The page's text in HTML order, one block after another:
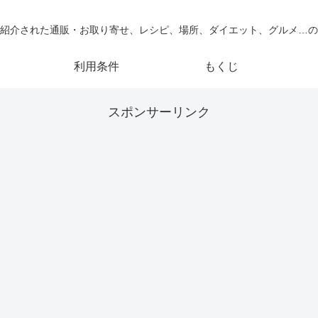
介された通販・お取り寄せ、レシピ、場所、ダイエット、グルメ…
利用条件 もくじ
スポンサーリンク